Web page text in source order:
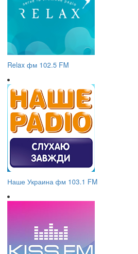
Relax фм 102.5 FM
Наше Украина фм 103.1 FM